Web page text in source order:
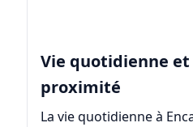
Vie quotidienne et
proximité
La vie quotidienne à